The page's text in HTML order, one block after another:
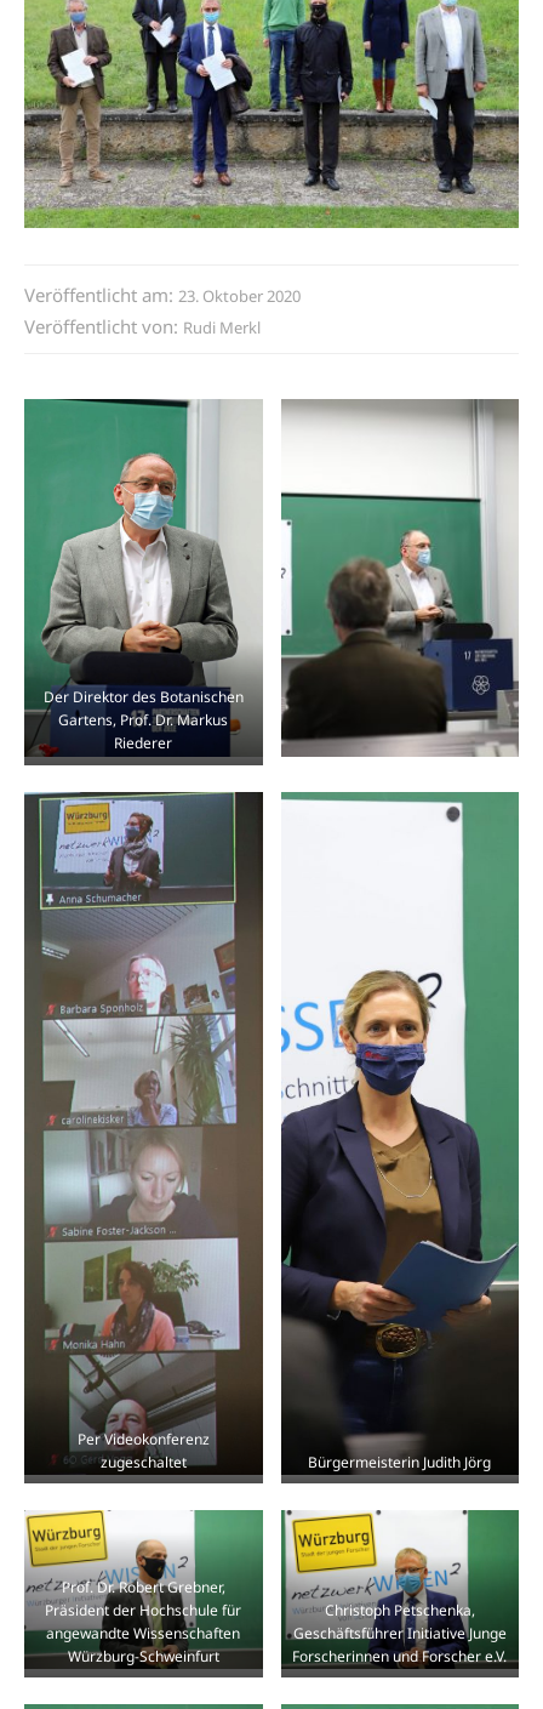
Veröffentlicht am: 23. Oktober 2020
Veröffentlicht von: Rudi Merkl
Der Direktor des Botanischen
Gartens, Prof. Dr. Markus
Riederer
Per Videokonferenz
zugeschaltet
Bürgermeisterin Judith Jörg
Prof. Dr. Robert Grebner,
Präsident der Hochschule für
angewandte Wissenschaften
Würzburg-Schweinfurt
Christoph Petschenka,
Geschäftsführer Initiative Junge
Forscherinnen und Forscher e.V.